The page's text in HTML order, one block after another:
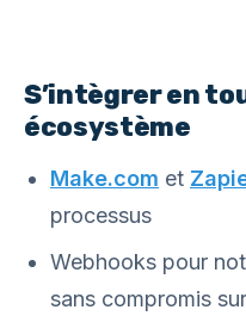
S’intègrer en
écosystème
Make.com et
processus
Webhooks pour
sans compromis